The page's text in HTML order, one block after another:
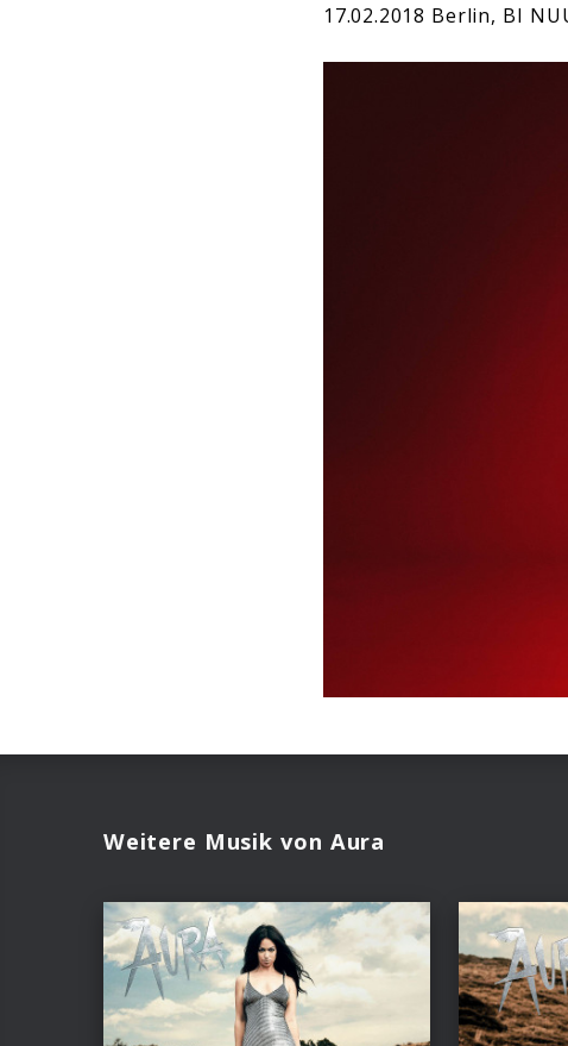
17.02.2018 Berlin, BI
Weitere Musik von Aura